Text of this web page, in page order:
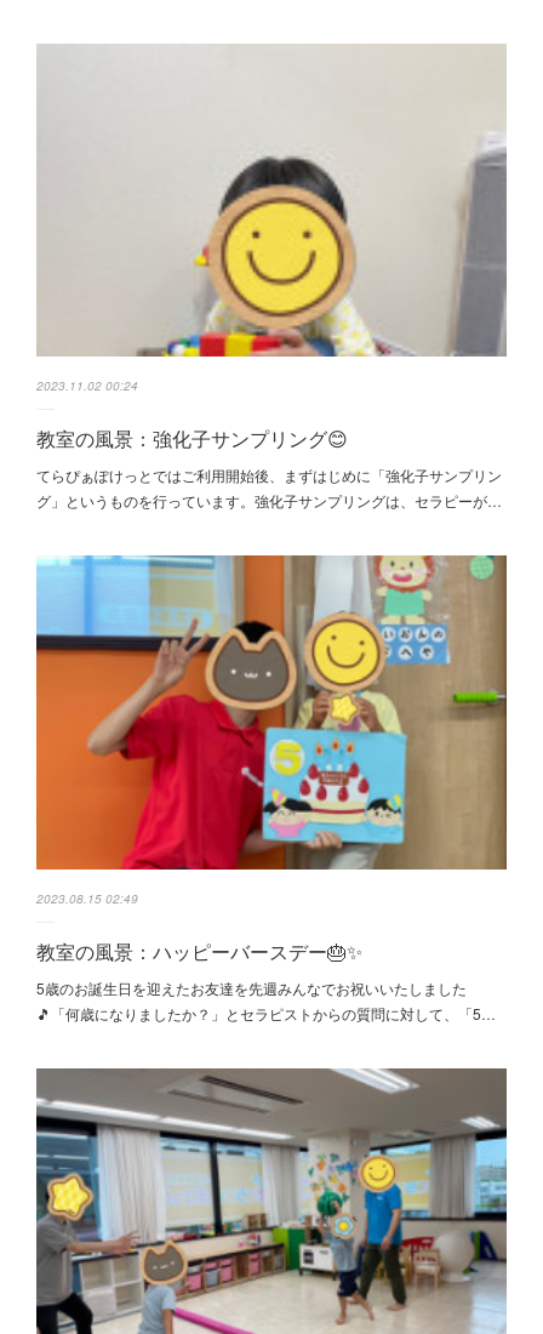
2023.11.02 00:24
教室の風景：強化子サンプリング😊
てらぴぁぽけっとではご利用開始後、まずはじめに「強化子サンプリン
グ」というものを行っています。強化子サンプリングは、セラピーが…
2023.08.15 02:49
教室の風景：ハッピーバースデー🎂✨
5歳のお誕生日を迎えたお友達を先週みんなでお祝いいたしました
🎵「何歳になりましたか？」とセラピストからの質問に対して、「5…